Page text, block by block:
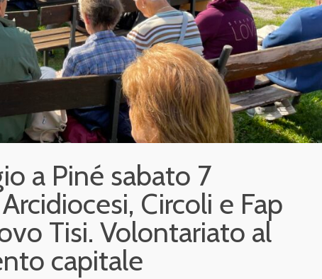
a Piné sabato 7
Circoli e Fap
Tisi. Volontariato al
capitale